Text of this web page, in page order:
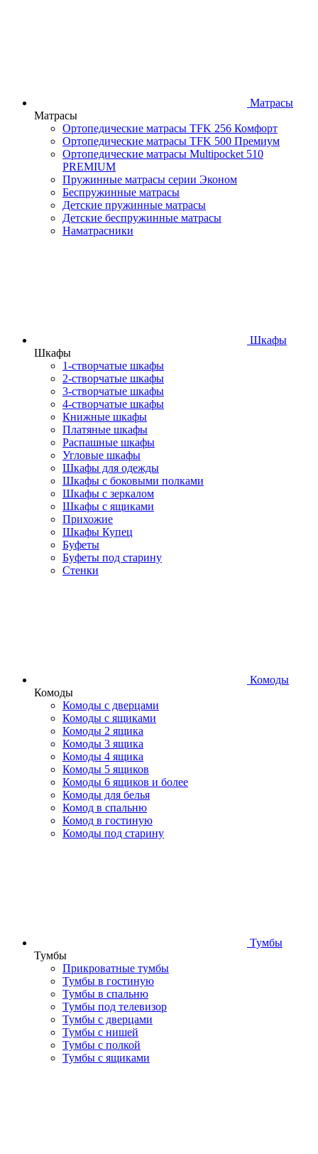
Матрасы
Матрасы
Ортопедические матрасы TFK 256 Комфорт
Ортопедические матрасы TFK 500 Премиум
Ортопедические матрасы Multipocket 510
PREMIUM
Пружинные матрасы серии Эконом
Беспружинные матрасы
Детские пружинные матрасы
Детские беспружинные матрасы
Наматрасники
Шкафы
Шкафы
1-створчатые шкафы
2-створчатые шкафы
3-створчатые шкафы
4-створчатые шкафы
Книжные шкафы
Платяные шкафы
Распашные шкафы
Угловые шкафы
Шкафы для одежды
Шкафы с боковыми полками
Шкафы с зеркалом
Шкафы с ящиками
Прихожие
Шкафы Купец
Буфеты
Буфеты под старину
Стенки
Комоды
Комоды
Комоды с дверцами
Комоды с ящиками
Комоды 2 ящика
Комоды 3 ящика
Комоды 4 ящика
Комоды 5 ящиков
Комоды 6 ящиков и более
Комоды для белья
Комод в спальню
Комод в гостиную
Комоды под старину
Тумбы
Тумбы
Прикроватные тумбы
Тумбы в гостиную
Тумбы в спальню
Тумбы под телевизор
Тумбы с дверцами
Тумбы с нишей
Тумбы с полкой
Тумбы с ящиками